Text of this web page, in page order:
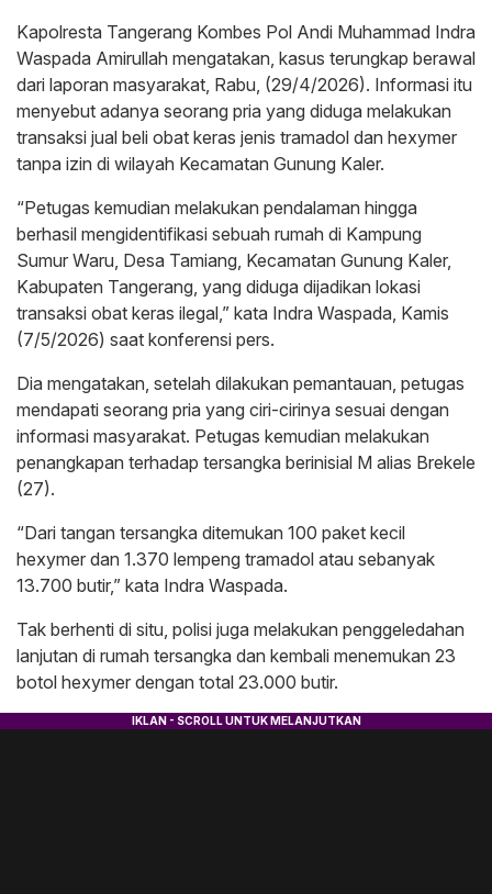
Kapolresta Tangerang Kombes Pol Andi Muhammad Indra
Waspada Amirullah mengatakan, kasus terungkap berawal
dari laporan masyarakat, Rabu, (29/4/2026). Informasi itu
menyebut adanya seorang pria yang diduga melakukan
transaksi jual beli obat keras jenis tramadol dan hexymer
tanpa izin di wilayah Kecamatan Gunung Kaler.
“Petugas kemudian melakukan pendalaman hingga
berhasil mengidentifikasi sebuah rumah di Kampung
Sumur Waru, Desa Tamiang, Kecamatan Gunung Kaler,
Kabupaten Tangerang, yang diduga dijadikan lokasi
transaksi obat keras ilegal,” kata Indra Waspada, Kamis
(7/5/2026) saat konferensi pers.
Dia mengatakan, setelah dilakukan pemantauan, petugas
mendapati seorang pria yang ciri-cirinya sesuai dengan
informasi masyarakat. Petugas kemudian melakukan
penangkapan terhadap tersangka berinisial M alias Brekele
(27).
“Dari tangan tersangka ditemukan 100 paket kecil
hexymer dan 1.370 lempeng tramadol atau sebanyak
13.700 butir,” kata Indra Waspada.
Tak berhenti di situ, polisi juga melakukan penggeledahan
lanjutan di rumah tersangka dan kembali menemukan 23
botol hexymer dengan total 23.000 butir.